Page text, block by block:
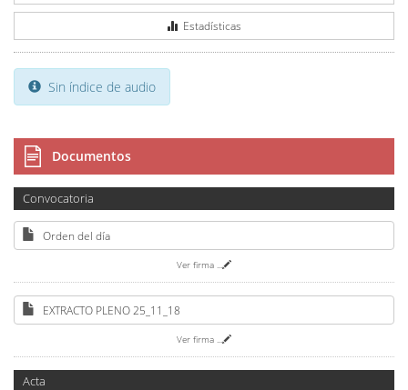
Estadísticas
Sin índice de audio
Documentos
Convocatoria
Orden del día
Ver firma ...
EXTRACTO PLENO 25_11_18
Ver firma ...
Acta